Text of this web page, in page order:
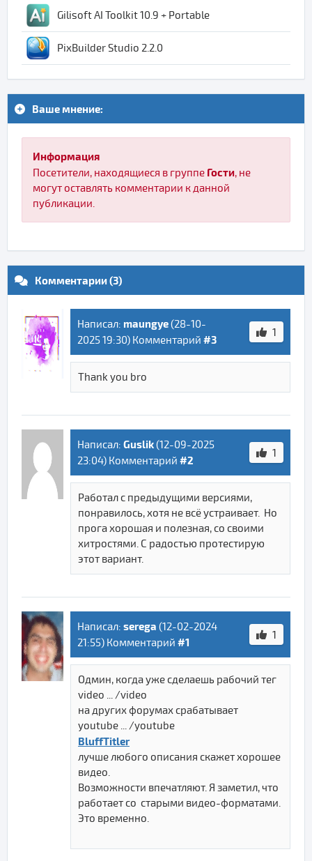
Gilisoft AI Toolkit 10.9 + Portable
PixBuilder Studio 2.2.0
Ваше мнение:
Информация
Посетители, находящиеся в группе Гости, не
могут оставлять комментарии к данной
публикации.
Комментарии (3)
Написал: maungye(28-10-
2025 19:30) Комментарий #3
1
Thank you bro
Написал: Guslik(12-09-2025
23:04) Комментарий #2
1
Работал с предыдущими версиями,
понравилось, хотя не всё устраивает. Но
прога хорошая и полезная, со своими
хитростями. С радостью протестирую
этот вариант.
Написал: serega (12-02-2024
21:55) Комментарий #1
1
Одмин, когда уже сделаешь рабочий тег
video ... /video
на других форумах срабатывает
youtube ... /youtube
BluffTitler
лучше любого описания скажет хорошее
видео.
Возможности впечатляют. Я заметил, что
работает со старыми видео-форматами.
Это временно.